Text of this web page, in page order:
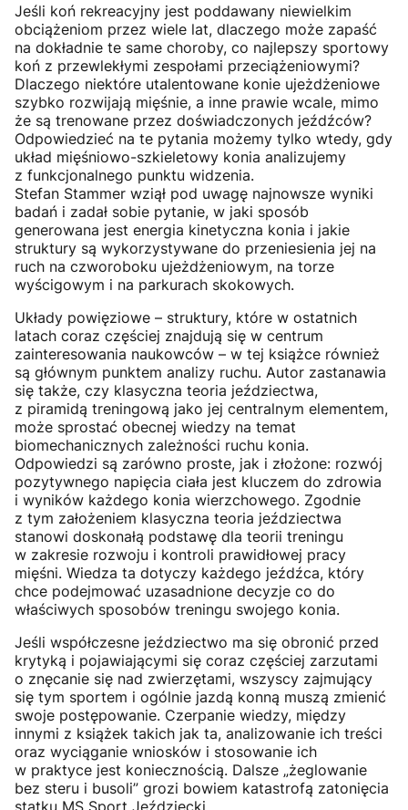
Jeśli koń rekreacyjny jest poddawany niewielkim
obciążeniom przez wiele lat, dlaczego może zapaść
na dokładnie te same choroby, co najlepszy sportowy
koń z przewlekłymi zespołami przeciążeniowymi?
Dlaczego niektóre utalentowane konie ujeżdżeniowe
szybko rozwijają mięśnie, a inne prawie wcale, mimo
że są trenowane przez doświadczonych jeźdźców?
Odpowiedzieć na te pytania możemy tylko wtedy, gdy
układ mięśniowo-szkieletowy konia analizujemy
z funkcjonalnego punktu widzenia.
Stefan Stammer wziął pod uwagę najnowsze wyniki
badań i zadał sobie pytanie, w jaki sposób
generowana jest energia kinetyczna konia i jakie
struktury są wykorzystywane do przeniesienia jej na
ruch na czworoboku ujeżdżeniowym, na torze
wyścigowym i na parkurach skokowych.
Układy powięziowe – struktury, które w ostatnich
latach coraz częściej znajdują się w centrum
zainteresowania naukowców – w tej książce również
są głównym punktem analizy ruchu. Autor zastanawia
się także, czy klasyczna teoria jeździectwa,
z piramidą treningową jako jej centralnym elementem,
może sprostać obecnej wiedzy na temat
biomechanicznych zależności ruchu konia.
Odpowiedzi są zarówno proste, jak i złożone: rozwój
pozytywnego napięcia ciała jest kluczem do zdrowia
i wyników każdego konia wierzchowego. Zgodnie
z tym założeniem klasyczna teoria jeździectwa
stanowi doskonałą podstawę dla teorii treningu
w zakresie rozwoju i kontroli prawidłowej pracy
mięśni. Wiedza ta dotyczy każdego jeźdźca, który
chce podejmować uzasadnione decyzje co do
właściwych sposobów treningu swojego konia.
Jeśli współczesne jeździectwo ma się obronić przed
krytyką i pojawiającymi się coraz częściej zarzutami
o znęcanie się nad zwierzętami, wszyscy zajmujący
się tym sportem i ogólnie jazdą konną muszą zmienić
swoje postępowanie. Czerpanie wiedzy, między
innymi z książek takich jak ta, analizowanie ich treści
oraz wyciąganie wniosków i stosowanie ich
w praktyce jest koniecznością. Dalsze „żeglowanie
bez steru i busoli” grozi bowiem katastrofą zatonięcia
statku MS Sport Jeździecki.